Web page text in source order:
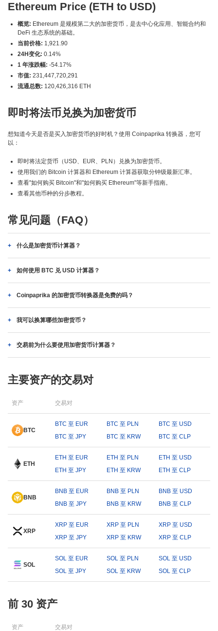
Ethereum Price (ETH to USD)
概览: Ethereum 是规模第二大的加密货币，是去中心化应用、智能合约和
DeFi 生态系统的基础。
当前价格: 1,921.90
24H变化: 0.14%
1 年涨跌幅: -54.17%
市值: 231,447,720,291
流通总数: 120,426,316 ETH
即时将法币兑换为加密货币
想知道今天是否是买入加密货币的好时机？使用 Coinpaprika 转换器，您可
以：
即时将法定货币（USD、EUR、PLN）兑换为加密货币。
使用我们的 Bitcoin 计算器和 Ethereum 计算器获取分钟级最新汇率。
查看"如何购买 Bitcoin"和"如何购买 Ethereum"等新手指南。
查看其他币种的分步教程。
常见问题（FAQ）
什么是加密货币计算器？
如何使用 BTC 兑 USD 计算器？
Coinpaprika 的加密货币转换器是免费的吗？
我可以换算哪些加密货币？
交易前为什么要使用加密货币计算器？
主要资产的交易对
资产 交易对
BTC
BTC 至 EUR BTC 至 PLN
BTC 至 USD
BTC 至 JPY
BTC 至 KRW BTC 至 CLP
ETH
ETH 至 EUR ETH 至 PLN
ETH 至 USD
ETH 至 JPY
ETH 至 KRW ETH 至 CLP
BNB
BNB 至 EUR BNB 至 PLN
BNB 至 USD
BNB 至 JPY
BNB 至 KRW BNB 至 CLP
XRP
XRP 至 EUR XRP 至 PLN
XRP 至 USD
XRP 至 JPY
XRP 至 KRW XRP 至 CLP
SOL
SOL 至 EUR SOL 至 PLN
SOL 至 USD
SOL 至 JPY
SOL 至 KRW SOL 至 CLP
前 30 资产
资产 交易对